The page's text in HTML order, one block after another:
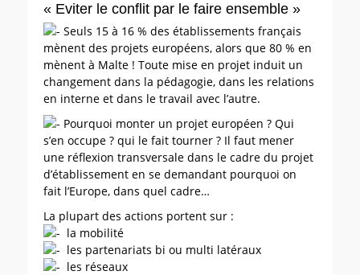
« Eviter le conflit par le faire ensemble »
Seuls 15 à 16 % des établissements français
mènent des projets européens, alors que 80 % en
mènent à Malte ! Toute mise en projet induit un
changement dans la pédagogie, dans les relations
en interne et dans le travail avec l’autre.
Pourquoi monter un projet européen ? Qui
s’en occupe ? qui le fait tourner ? Il faut mener
une réflexion transversale dans le cadre du projet
d’établissement en se demandant pourquoi on
fait l’Europe, dans quel cadre…
La plupart des actions portent sur :
la mobilité
les partenariats bi ou multi latéraux
les réseaux